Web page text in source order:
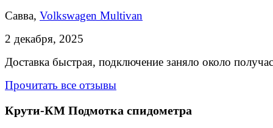
Савва, Volkswagen Multivan
2 декабря, 2025
Доставка быстрая, подключение заняло около
Прочитать все отзывы
Крути-КМ Подмотка спидометра